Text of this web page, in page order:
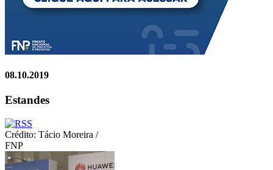
08.10.2019
Estandes
Crédito: Tácio Moreira /
FNP